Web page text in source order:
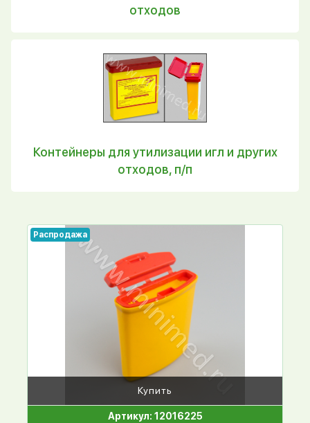
отходов
Контейнеры для утилизации игл и других
отходов, п/п
Распродажа
Купить
Артикул: 12016225